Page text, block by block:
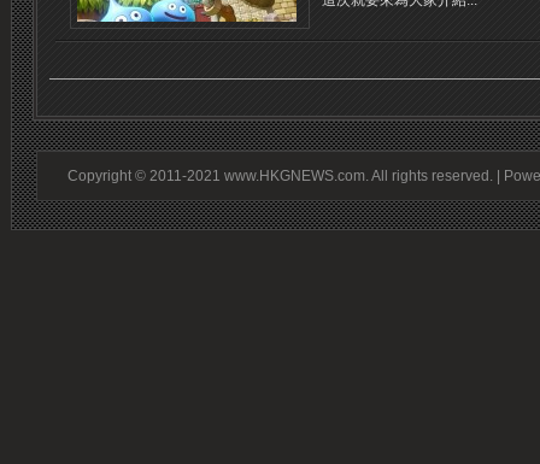
Copyright © 2011-2021 www.HKGNEWS.com. All rights reserved. |